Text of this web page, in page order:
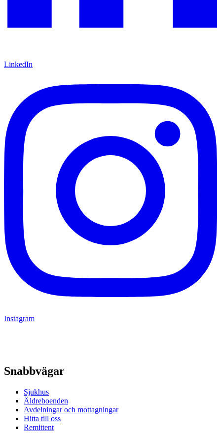
LinkedIn
Instagram
Snabbvägar
Sjukhus
Äldreboenden
Avdelningar och mottagningar
Hitta till oss
Remittent